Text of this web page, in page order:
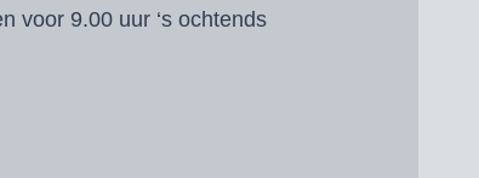
voor 9.00 uur ‘s ochtends